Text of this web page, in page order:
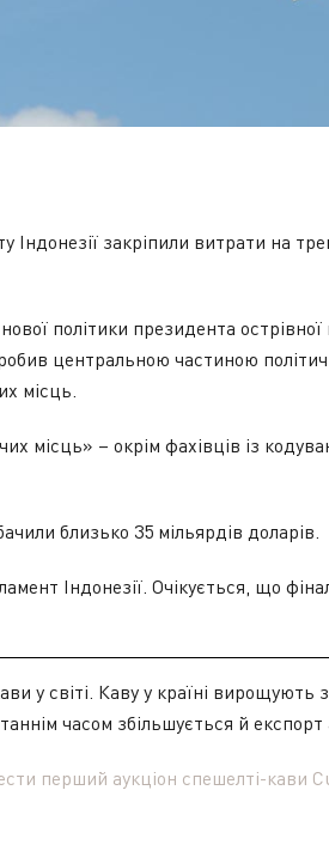
Індонезії закріпили витрати на
політики президента
центральною частиною
місць.
місць» – окрім фахівців із
близько 35 мільярдів доларів.
Індонезії. Очікується, що
у світі. Каву у країні вирощують
часом збільшується й експорт
перший аукціон спешелті-кави